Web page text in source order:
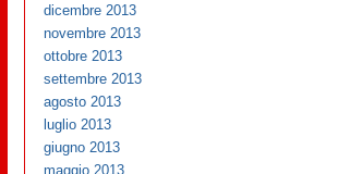
dicembre 2013
novembre 2013
ottobre 2013
settembre 2013
agosto 2013
luglio 2013
giugno 2013
maggio 2013